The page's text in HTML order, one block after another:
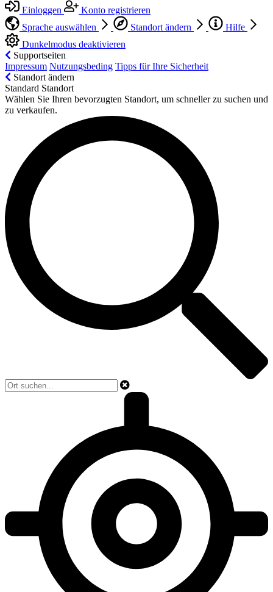
Einloggen
Konto registrieren
Sprache auswählen
Standort ändern
Hilfe
Dunkelmodus deaktivieren
Supportseiten
Impressum Nutzungsbeding Tipps für Ihre Sicherheit
Standort ändern
Standard Standort
Wählen Sie Ihren bevorzugten Standort, um schneller zu suchen und
zu verkaufen.